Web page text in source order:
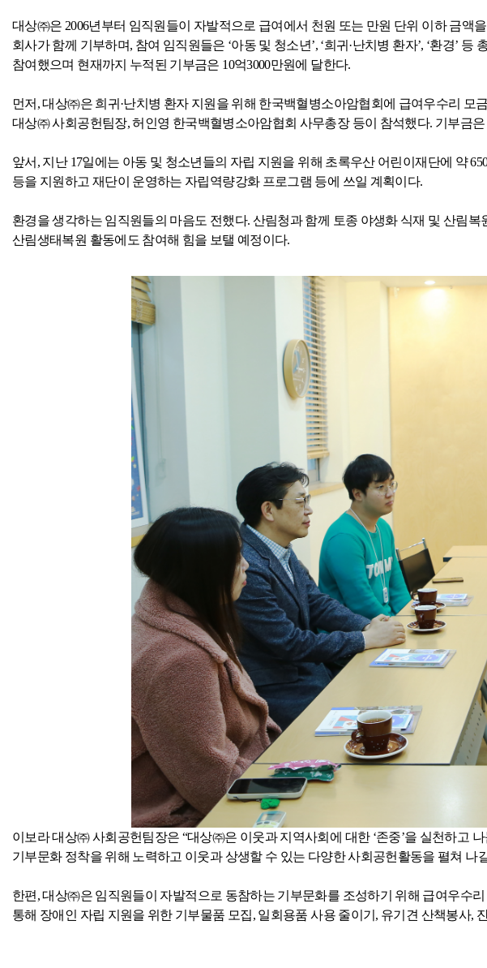
대상㈜은 2006년부터 임직원들이 자발적으로 급여에서 천원 또는 만원 단위 이하 금액
회사가 함께 기부하며, 참여 임직원들은 ‘아동 및 청소년’, ‘희귀·난치병 환자’, ‘환경’ 등
참여했으며 현재까지 누적된 기부금은 10억3000만원에 달한다.
먼저 ,대상㈜은 희귀·난치병 환자 지원을 위해 한국백혈병소아암협회에 급여우수리 모
대상㈜ 사회공헌팀장,허인영 한국백혈병소아암협회 사무총장 등이 참석했다. 기부금은
앞서 , 지난17일에는 아동 및 청소년들의 자립 지원을 위해 초록우산 어린이재단에 약
등을 지원하고 재단이 운영하는 자립역량강화 프로그램 등에 쓰일 계획이다.
환경을 생각하는 임직원들의 마음도 전했다. 산림청과 함께 토종 야생화 식재 및 산림
산림생태복원 활동에도 참여해 힘을 보탤 예정이다.
이보라 대상㈜ 사회공헌팀장은 “대상㈜은 이웃과 지역사회에 대한 ‘존중’을 실천하고
기부문화 정착을 위해 노력하고 이웃과 상생할 수 있는 다양한 사회공헌활동을 펼쳐 나
한편,대상㈜은 임직원들이 자발적으로 동참하는 기부문화를 조성하기 위해 급여우수
통해 장애인 자립 지원을 위한 기부물품 모집, 일회용품 사용 줄이기 , 유기견 산책봉사,